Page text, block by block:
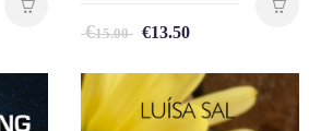
€15.00 €13.50